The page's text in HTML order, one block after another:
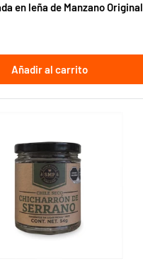
en leña de Manzano Original
Añadir al carrito